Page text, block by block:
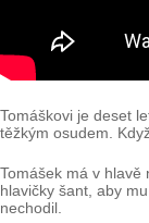
Tomáškovi je deset
těžkým osudem.
Tomášek má v
hlavičky šant, aby
nechodil.